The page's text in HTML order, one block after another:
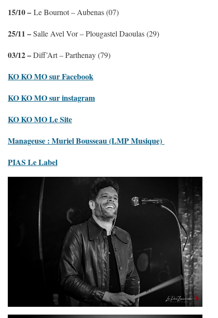
15/10 – Le Bournot – Aubenas (07)
25/11 –Salle Avel Vor – Plougastel Daoulas (29)
03/12 –Diff’Art – Parthenay (79)
KO KO MO sur Facebook
KO KO MO sur instagram
KO KO MO Le Site
Manageuse : Muriel Bousseau (LMP Musique)
PIAS Le Label